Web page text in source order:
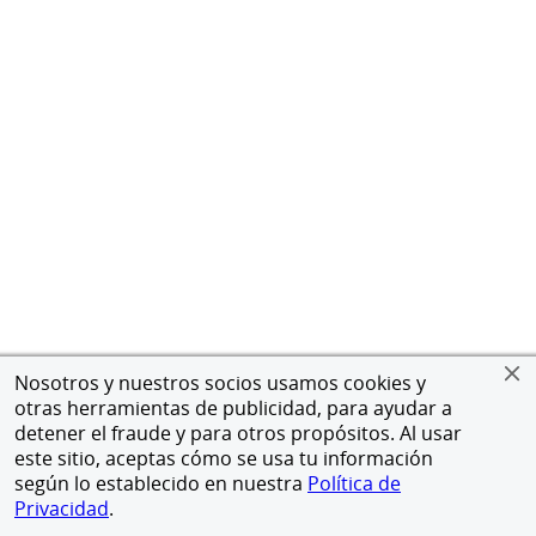
Nosotros y nuestros socios usamos cookies y
otras herramientas de publicidad, para ayudar a
detener el fraude y para otros propósitos. Al usar
este sitio, aceptas cómo se usa tu información
según lo establecido en nuestra Política de
Privacidad.